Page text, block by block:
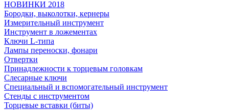
НОВИНКИ 2018
Бородки, выколотки, кернеры
Измерительный инструмент
Инструмент в ложементах
Ключи L-типа
Лампы переноски, фонари
Отвертки
Принадлежности к торцевым головкам
Слесарные ключи
Специальный и вспомогательный инструмент
Стенды с инструментом
Торцевые вставки (биты)